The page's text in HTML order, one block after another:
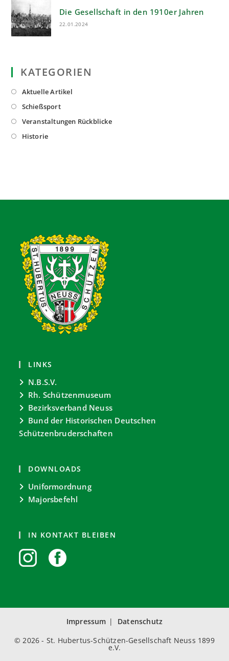
Die Gesellschaft in den 1910er Jahren
22.01.2024
KATEGORIEN
Aktuelle ArtikelOpens
new
SchießsportOpens
Veranstaltungen RückblickeOpens
HistorieOpens
LINKS
N.B.S.V.
Rh. Schützenmuseum
Bezirksverband Neuss
Bund der Historischen Deutschen
Schützenbruderschaften
DOWNLOADS
Uniformordnung
Majorsbefehl
IN KONTAKT BLEIBEN
Impressum
Datenschutz
© 2026 - St. Hubertus-Schützen-Gesellschaft Neuss 1899
e.V.